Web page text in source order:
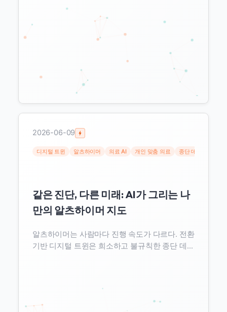
2026-06-09
디지털 트윈 알츠하이머 의료 AI 개인 맞춤 의료 종단 데이터
같은 진단, 다른 미래: AI가 그리는 나
만의 알츠하이머 지도
알츠하이머는 사람마다 진행 속도가 다르다. 전환
기반 디지털 트윈은 희소하고 불규칙한 종단 데이